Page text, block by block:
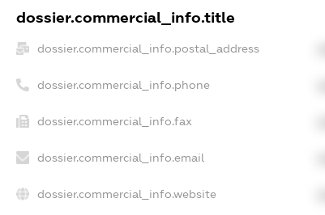
dossier.commercial_info.title
dossier.commercial_info.postal_address
dossier.commercial_info.phone
dossier.commercial_info.fax
dossier.commercial_info.email
dossier.commercial_info.website